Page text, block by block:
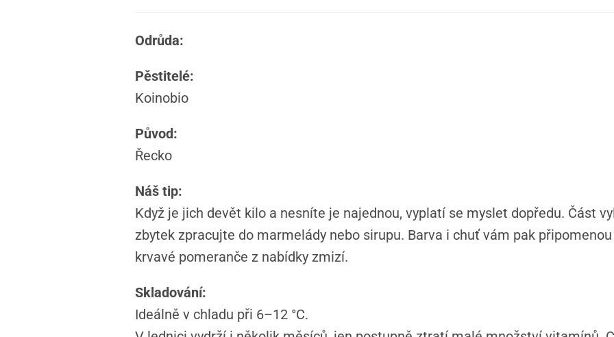
Odrůda:
Pěstitelé:
Koinobio
Původ:
Řecko
Náš tip:
Když je jich devět kilo a nesníte je najednou, vyplatí se myslet dopředu. Část
zbytek zpracujte do marmelády nebo sirupu. Barva i chuť vám pak
krvavé pomeranče z nabídky zmizí.
Skladování:
Ideálně v chladu při 6–12 °C.